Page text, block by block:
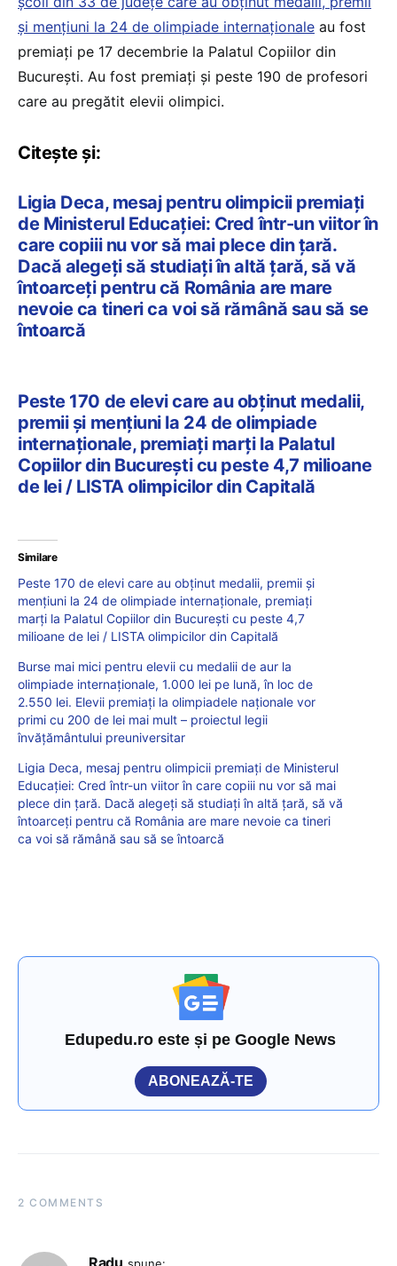
și mențiuni la 24 de olimpiade internaționale au fost
premiați pe 17 decembrie la Palatul Copiilor din
București. Au fost premiați și peste 190 de profesori
care au pregătit elevii olimpici.
Citește și:
Ligia Deca, mesaj pentru olimpicii premiați
de Ministerul Educației: Cred într-un viitor în
care copiii nu vor să mai plece din țară.
Dacă alegeți să studiați în altă țară, să vă
întoarceți pentru că România are mare
nevoie ca tineri ca voi să rămână sau să se
întoarcă
Peste 170 de elevi care au obținut medalii,
premii și mențiuni la 24 de olimpiade
internaționale, premiați marți la Palatul
Copiilor din București cu peste 4,7 milioane
de lei / LISTA olimpicilor din Capitală
Similare
Peste 170 de elevi care au obținut medalii, premii și
mențiuni la 24 de olimpiade internaționale, premiați
marți la Palatul Copiilor din București cu peste 4,7
milioane de lei / LISTA olimpicilor din Capitală
Burse mai mici pentru elevii cu medalii de aur la
olimpiade internaționale, 1.000 lei pe lună, în loc de
2.550 lei. Elevii premiați la olimpiadele naționale vor
primi cu 200 de lei mai mult – proiectul legii
învățământului preuniversitar
Ligia Deca, mesaj pentru olimpicii premiați de Ministerul
Educației: Cred într-un viitor în care copiii nu vor să mai
plece din țară. Dacă alegeți să studiați în altă țară, să vă
întoarceți pentru că România are mare nevoie ca tineri
ca voi să rămână sau să se întoarcă
Edupedu.ro este și pe Google News
ABONEAZĂ-TE
2 COMMENTS